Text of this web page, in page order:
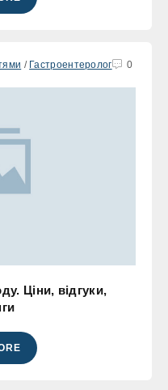
/ Гастроентеролог 0
Ціни, відгуки,